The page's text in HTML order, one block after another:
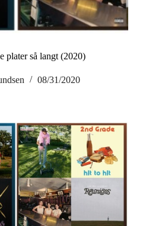
plater så langt (2020)
08/31/2020